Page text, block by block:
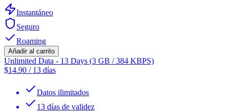
Instantáneo
Seguro
Roaming
Añadir al carrito
Unlimited Data - 13 Days (3 GB / 384 KBPS)
$14.90 / 13 días
Datos ilimitados
13 días de validez